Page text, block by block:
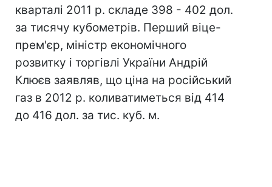
кварталі 2011 р. складе 398 - 402 дол.
за тисячу кубометрів. Перший віце-
прем'єр, міністр економічного
розвитку і торгівлі України Андрій
Клюєв заявляв, що ціна на російський
газ в 2012 р. коливатиметься від 414
до 416 дол. за тис. куб. м.